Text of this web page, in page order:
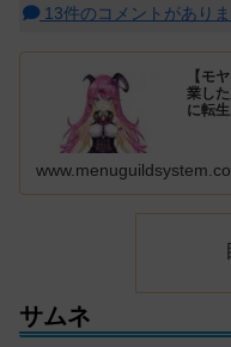
13件のコメントがあり
【モ
業し
に転生
サムネ